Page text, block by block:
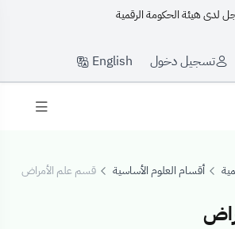
هيئة الحكومة الرقمية
تسجيل دخول English
أقسام العلوم الأساسية قسم علم الأمراض